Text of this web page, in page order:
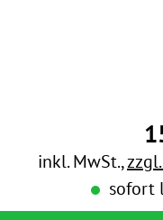
inkl. MwSt.,
sofort